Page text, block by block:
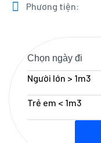
Phương tiện:
Người lớn > 1m3
Trẻ em < 1m3